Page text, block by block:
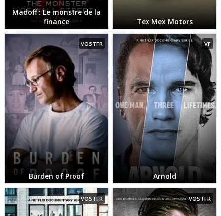
Madoff : Le monstre de la
finance
Tex Mex Motors
VOSTFR
Burden of Proof
VF
Arnold
VOSTFR VOSTFR